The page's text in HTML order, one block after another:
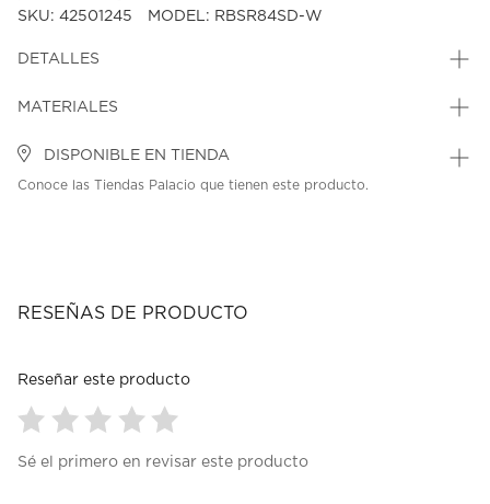
SKU: 42501245 MODEL: RBSR84SD-W
DETALLES
MATERIALES
DISPONIBLE EN TIENDA
Conoce las Tiendas Palacio que tienen este producto.
RESEÑAS DE PRODUCTO
Reseñar este producto
paraparaparaparapara
Sé el primero en revisar este producto